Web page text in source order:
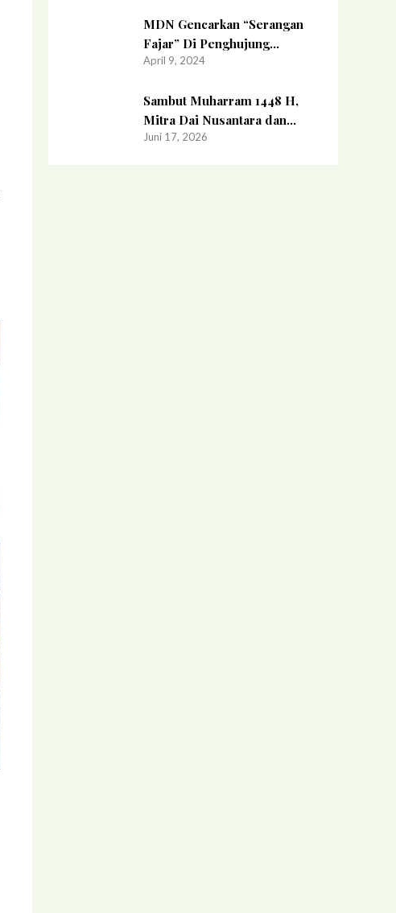
MDN Gencarkan “Serangan
Fajar” Di Penghujung
Ramadhan
April 9, 2024
Sambut Muharram 1448 H,
Mitra Dai Nusantara dan
Pemuda Hidayatullah
Juni 17, 2026